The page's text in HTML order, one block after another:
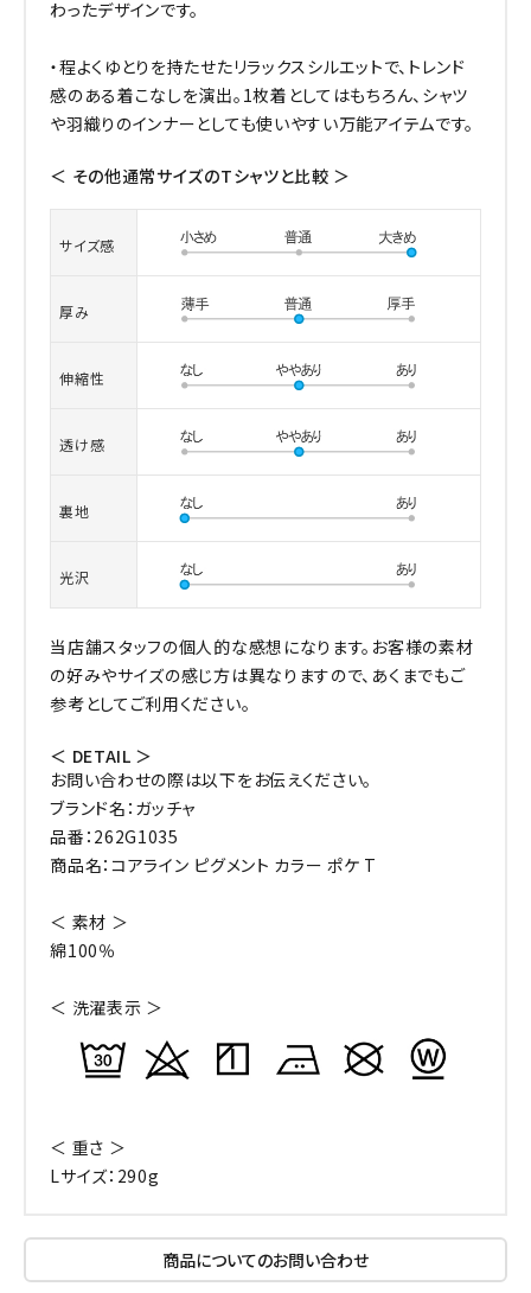
わったデザインです。
・程よくゆとりを持たせたリラックスシルエットで、トレンド
感のある着こなしを演出。1枚着としてはもちろん、シャツ
や羽織りのインナーとしても使いやすい万能アイテムです。
＜ その他通常サイズのTシャツと比較 ＞
サイズ感
厚み
伸縮性
透け感
裏地
光沢
当店舗スタッフの個人的な感想になります。お客様の素材
の好みやサイズの感じ方は異なりますので、あくまでもご
参考としてご利用ください。
＜ DETAIL ＞
お問い合わせの際は以下をお伝えください。
ブランド名：ガッチャ
品番：262G1035
商品名：コアライン ピグメント カラー ポケ T
＜ 素材 ＞
綿100％
＜ 洗濯表示 ＞
＜ 重さ ＞
Lサイズ：290g
商品についてのお問い合わせ